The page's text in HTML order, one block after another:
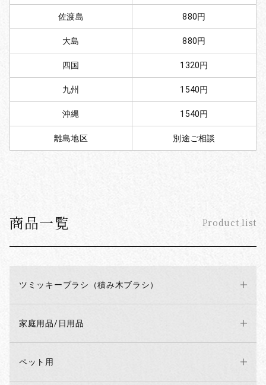
商品一覧 Product list
ツミッキーブラシ（積み木ブラシ）
家庭用品/日用品
ペット用
佐渡島 880円
大島 880円
四国 1320円
九州 1540円
沖縄 1540円
離島地区 別途ご相談